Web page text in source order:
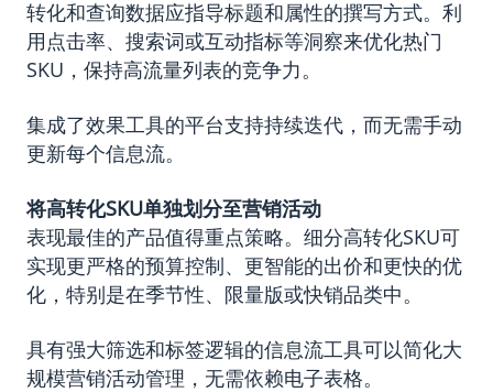
转化和查询数据应指导标题和属性的撰写方式。利
用点击率、搜索词或互动指标等洞察来优化热门
SKU，保持高流量列表的竞争力。
集成了效果工具的平台支持持续迭代，而无需手动
更新每个信息流。
将高转化SKU单独划分至营销活动
表现最佳的产品值得重点策略。细分高转化SKU可
实现更严格的预算控制、更智能的出价和更快的优
化，特别是在季节性、限量版或快销品类中。
具有强大筛选和标签逻辑的信息流工具可以简化大
规模营销活动管理，无需依赖电子表格。